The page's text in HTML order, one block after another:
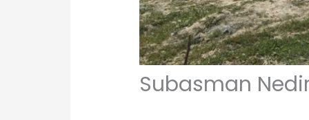
Subasman